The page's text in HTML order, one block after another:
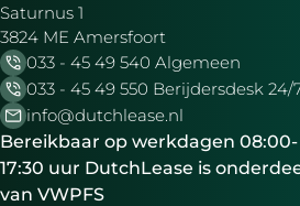
Saturnus 1
3824 ME Amersfoort
033 - 45 49 540 Algemeen
033 - 45 49 550 Berijdersdesk 24/
info@dutchlease.nl
Bereikbaar op werkdagen 08:00-
17:30 uur DutchLease is
van VWPFS